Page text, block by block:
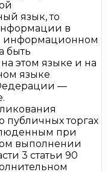
язык, то
в
информационном
быть
этом языке и на
языке
—
торгах
при
выполнении
3 статьи 90